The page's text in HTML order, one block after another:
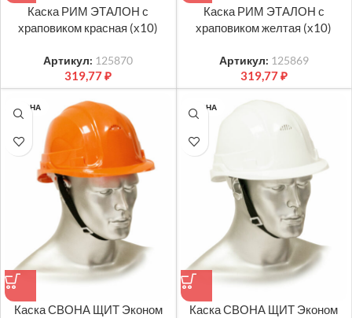
Каска РИМ ЭТАЛОН с
храповиком красная (х10)
Артикул: 125870
319,77₽
Каска РИМ ЭТАЛОН с
храповиком желтая (х10)
Артикул: 125869
319,77₽
СВОНА
Каска СВОНА ЩИТ Эконом
СВОНА
Каска СВОНА ЩИТ Эконом